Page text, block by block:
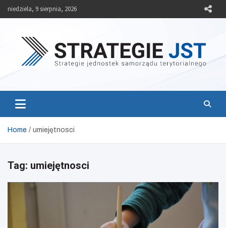
Skipniedziela, 9 sierpnia, 2026
Strategie JST
Home umiejętnosci
Tag: umiejętnosci